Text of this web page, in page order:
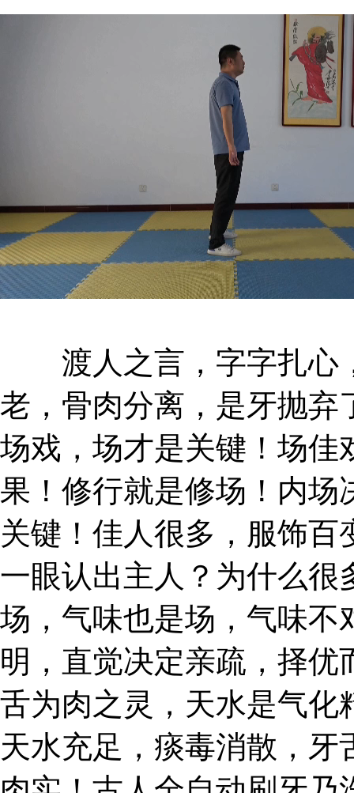
渡人之言，字字扎心
老，骨肉分离，是牙抛弃
场戏，场才是关键！场佳
果！修行就是修场！内场
关键！佳人很多，服饰
一眼认出主人？为什么很
场，气味也是场，气味不
明，直觉决定亲疏，择
舌为肉之灵，天水是气化
天水充足，痰毒消散，